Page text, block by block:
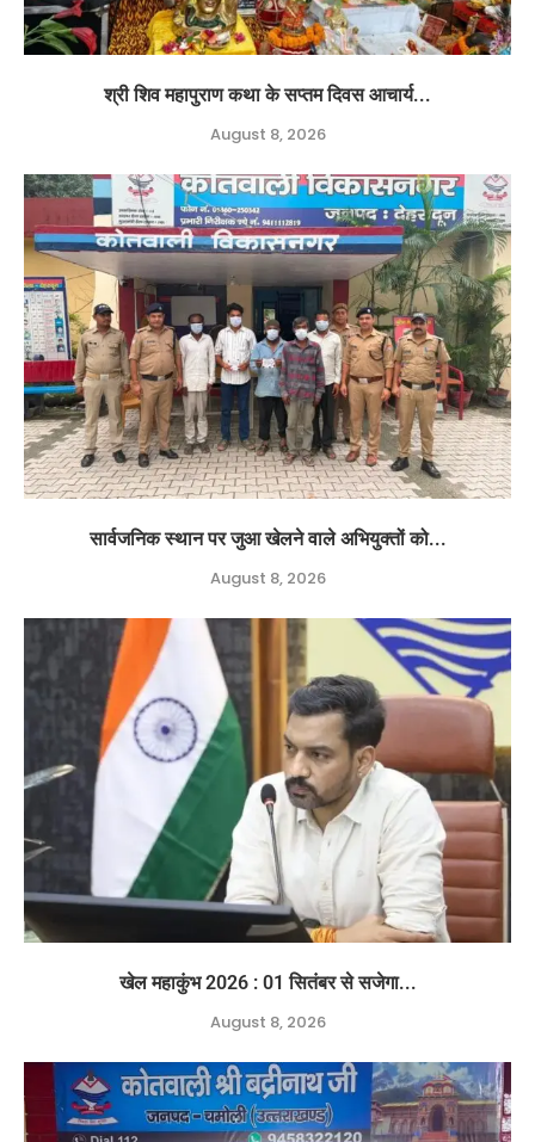
श्री शिव महापुराण कथा के सप्तम दिवस आचार्य...
August 8, 2026
सार्वजनिक स्थान पर जुआ खेलने वाले अभियुक्तों को...
August 8, 2026
खेल महाकुंभ 2026 : 01 सितंबर से सजेगा...
August 8, 2026